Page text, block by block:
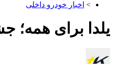
> اخبار خودرو داخلی
یلدا برای همه؛